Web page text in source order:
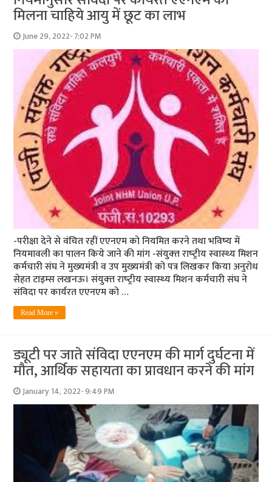
मिलना चाहिये आयु में छूट का लाभ
June 29, 2022- 7:02 PM
-परीक्षा देने से वंचित रहीं एएनएम को नियमित करने तथा भविष्‍य में
नियमावली का पालन किये जाने की मांग -संयुक्‍त राष्‍ट्रीय स्‍वास्‍थ्‍य मिशन
कर्मचारी संघ ने मुख्‍यमंत्री व उप मुख्‍यमंत्री को पत्र लिखकर किया अनुरोध
सेहत टाइम्‍स लखनऊ। संयुक्‍त राष्‍ट्रीय स्‍वास्‍थ्‍य मिशन कर्मचारी संघ ने
संविदा पर कार्यरत एएनएम को …
Read More »
ड्यूटी पर जाते संविदा एएनएम की मार्ग दुर्घटना में
मौत, आर्थिक सहायता का प्रावधान करने की मांग
January 14, 2022- 9:49 PM